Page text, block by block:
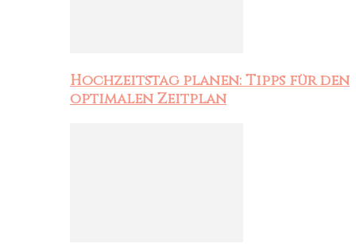
Hochzeitstag planen: Tipps für den
optimalen Zeitplan